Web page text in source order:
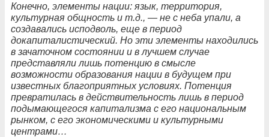
Конечно, элементы нации: язык, территория,
культурная общность и т.д., — не с неба упали, а
создавались исподволь, еще в период
докапиталистический. Но эти элементы находились
в зачаточном состоянии и в лучшем случае
представляли лишь потенцию в смысле
возможности образования нации в будущем при
известных благоприятных условиях. Потенция
превратилась в действительность лишь в период
подымающегося капитализма с его национальным
рынком, с его экономическими и культурными
центрами…